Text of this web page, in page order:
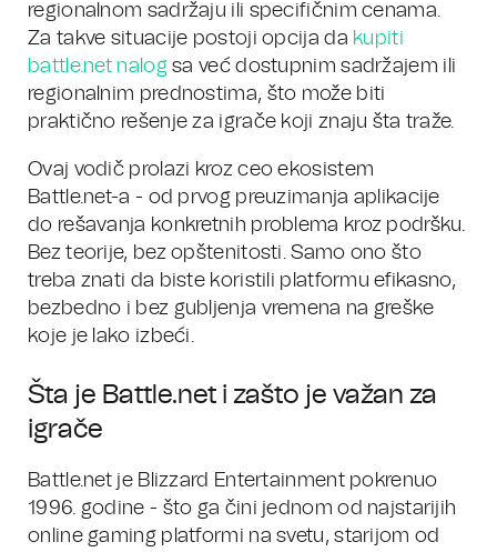
regionalnom sadržaju ili specifičnim cenama.
Za takve situacije postoji opcija da kupiti
battle.net nalogsa već dostupnim sadržajem ili
regionalnim prednostima, što može biti
praktično rešenje za igrače koji znaju šta traže.
Ovaj vodič prolazi kroz ceo ekosistem
Battle.net-a - od prvog preuzimanja aplikacije
do rešavanja konkretnih problema kroz podršku.
Bez teorije, bez opštenitosti. Samo ono što
treba znati da biste koristili platformu efikasno,
bezbedno i bez gubljenja vremena na greške
koje je lako izbeći.
Šta je Battle.net i zašto je važan za
igrače
Battle.net je Blizzard Entertainment pokrenuo
1996. godine - što ga čini jednom od najstarijih
online gaming platformi na svetu, starijom od